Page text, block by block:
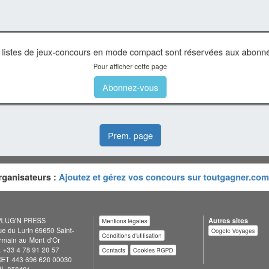
de jeux-concours en mode compact sont réservées aux
Pour afficher cette page
Abonnez-vous
Prem. page
: Ajoutez et gérez vos concours sur toutgagner.com
PRESS
du Lurin 69650 Saint-
au-Mont-d'Or
+33 4 78 91 20 57
443 696 620 00030
Mentions légales
Conditions d'utilisation
Contacts
Cookies RGPD
Autres sites
Oogolo Voyages